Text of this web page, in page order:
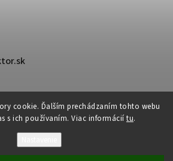
cookie. Ďalším prechádzaním tohto webu
s ich používaním. Viac informácií tu.